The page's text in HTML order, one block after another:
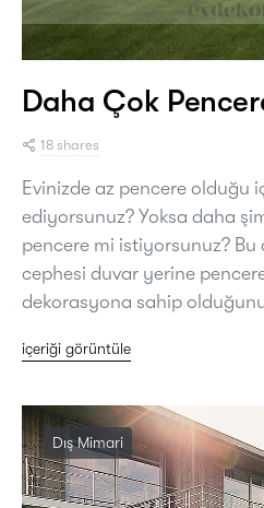
Daha Çok
18 shares
Evinizde az pencere olduğu
ediyorsunuz? Yoksa daha
pencere mi istiyorsunuz? Bu
cephesi duvar yerine
dekorasyona sahip
içeriği görüntüle
Dış Mimari